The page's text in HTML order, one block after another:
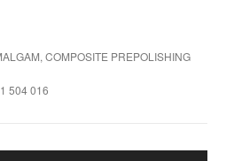
COMPOSITE PREPOLISHING
504 016